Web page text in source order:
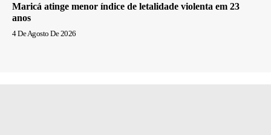
Maricá atinge menor índice de letalidade violenta em 23
anos
4 De Agosto De 2026